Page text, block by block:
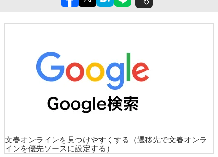
文春オンラインを見つけやすくする
（遷移先で文春オンラ
インを優先ソースに設定する）